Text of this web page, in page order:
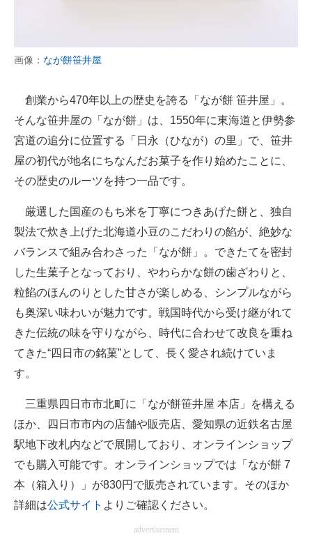
画像： なが餅笹井屋
創業から470年以上の歴史を誇る「なが餅 笹井屋」。
そんな笹井屋の「なが餅」は、1550年に東海道と伊勢参
宮道の追分に位置する「日永（ひなが）の里」で、笹井
屋の初代が地名にちなんだお菓子を作り始めたことに、
その歴史のルーツを持つ一品です。
厳選した国産のもち米を丁寧につきあげた餅と、独自
製法で炊き上げた北海道小豆のこだわりの餡が、絶妙な
バランスで組み合わさった「なが餅」。できたてを密封
した生菓子となっており、やわらかな餅の歯ざわりと、
粒餡のほんのりとした甘さが楽しめる、シンプルながら
も奥深い味わいが魅力です。戦国時代から受け継がれて
きた伝統の味を守りながら、時代に合わせて改良を重ね
てきた“四日市の銘菓”として、長く愛され続けていま
す。
三重県四日市市北町に「なが餅笹井屋 本店」を構える
ほか、四日市市内の店舗や販売店、愛知県の近鉄名古屋
駅地下改札内などで展開しており、オンラインショップ
でも購入可能です。オンラインショップでは「なが餅 7
本（箱入り）」が830円で販売されています。そのほか
詳細は公式サイト よりご確認ください。
advertisement